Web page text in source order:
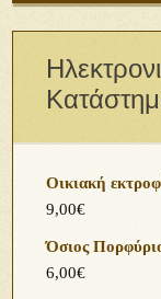
Οικιακή
9,00€
Όσιος
6,00€